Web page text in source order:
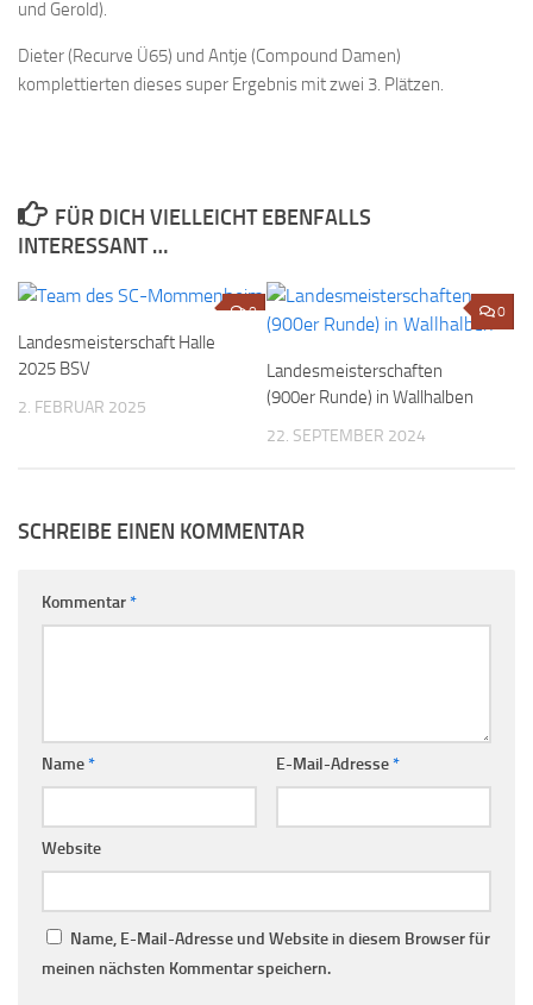
und Gerold).
Dieter (Recurve Ü65) und Antje (Compound Damen)
komplettierten dieses super Ergebnis mit zwei 3. Plätzen.
FÜR DICH VIELLEICHT EBENFALLS
INTERESSANT …
0
Landesmeisterschaft Halle
2025 BSV
2. FEBRUAR 2025
0
Landesmeisterschaften
(900er Runde) in Wallhalben
22. SEPTEMBER 2024
SCHREIBE EINEN KOMMENTAR
Kommentar*
Name* E-Mail-Adresse*
Website
Name, E-Mail-Adresse und Website in diesem Browser für
meinen nächsten Kommentar speichern.